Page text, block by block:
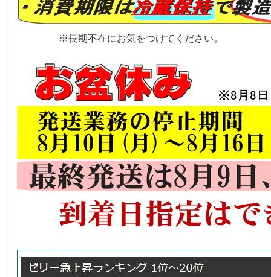
※長期不在にお気をつけてください。